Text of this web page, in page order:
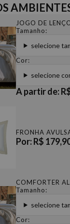
JOGO DE
Tamanho:
selecione
Cor:
selecione
A partir de:
FRONHA
Por: R$
COMFORTER
Tamanho:
selecione
Cor: